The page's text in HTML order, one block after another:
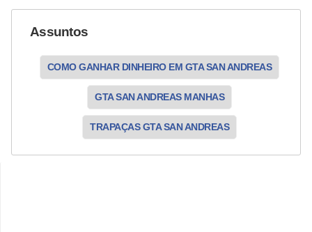
Assuntos
COMO GANHAR DINHEIRO EM GTA SAN ANDREAS
GTA SAN ANDREAS MANHAS
TRAPAÇAS GTA SAN ANDREAS